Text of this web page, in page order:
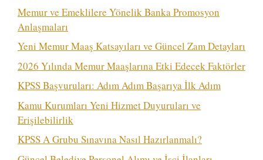
Memur ve Emeklilere Yönelik Banka Promosyon
Anlaşmaları
Yeni Memur Maaş Katsayıları ve Güncel Zam Detayları
2026 Yılında Memur Maaşlarına Etki Edecek Faktörler
KPSS Başvuruları: Adım Adım Başarıya İlk Adım
Kamu Kurumları Yeni Hizmet Duyuruları ve
Erişilebilirlik
KPSS A Grubu Sınavına Nasıl Hazırlanmalı?